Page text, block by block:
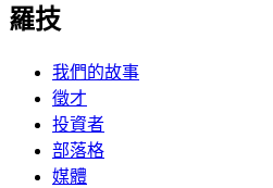
羅技
我們的故事
徵才
投資者
部落格
媒體